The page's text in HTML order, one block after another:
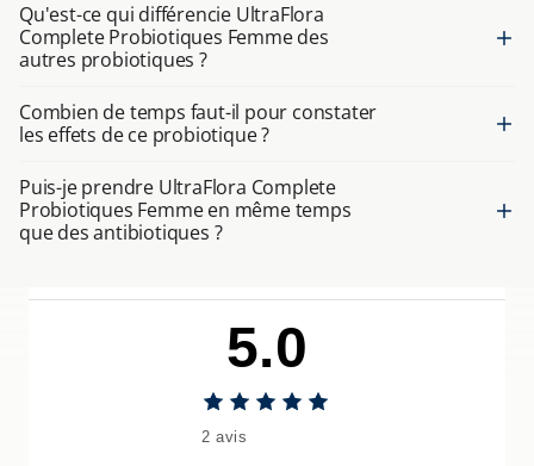
Qu'est-ce qui différencie UltraFlora
Complete Probiotiques Femme des
autres probiotiques ?
Combien de temps faut-il pour constater
les effets de ce probiotique ?
Puis-je prendre UltraFlora Complete
Probiotiques Femme en même temps
que des antibiotiques ?
5.0
2 avis